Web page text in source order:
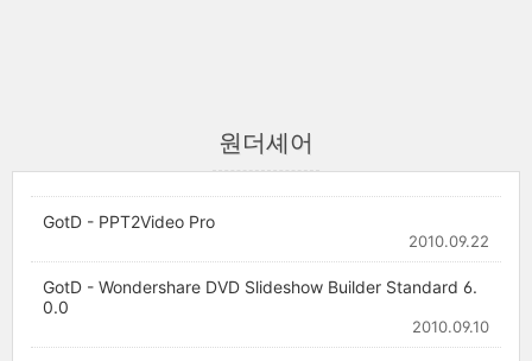
원더셰어
GotD - PPT2Video Pro
2010.09.22
GotD - Wondershare DVD Slideshow Builder Standard 6.
0.0
2010.09.10